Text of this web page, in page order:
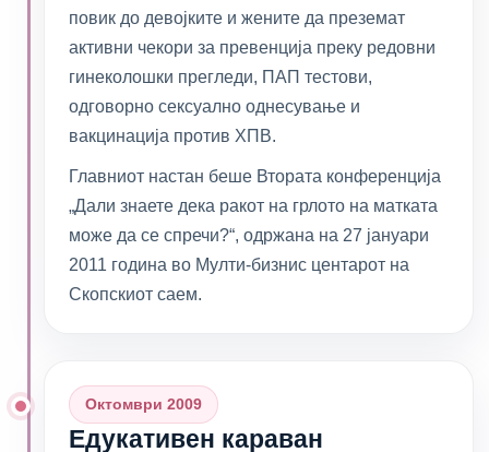
повик до девојките и жените да преземат
активни чекори за превенција преку редовни
гинеколошки прегледи, ПАП тестови,
одговорно сексуално однесување и
вакцинација против ХПВ.
Главниот настан беше Втората конференција
„Дали знаете дека ракот на грлото на матката
може да се спречи?“, одржана на 27 јануари
2011 година во Мулти-бизнис центарот на
Скопскиот саем.
Едукативен караван
Октомври 2009